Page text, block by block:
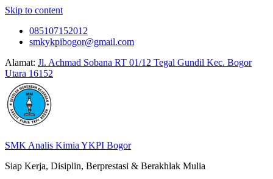
Skip to content
085107152012
smkykpibogor@gmail.com
Alamat: Jl. Achmad Sobana RT 01/12 Tegal Gundil Kec. Bogor
Utara 16152
SMK Analis Kimia YKPI Bogor
Siap Kerja, Disiplin, Berprestasi & Berakhlak Mulia